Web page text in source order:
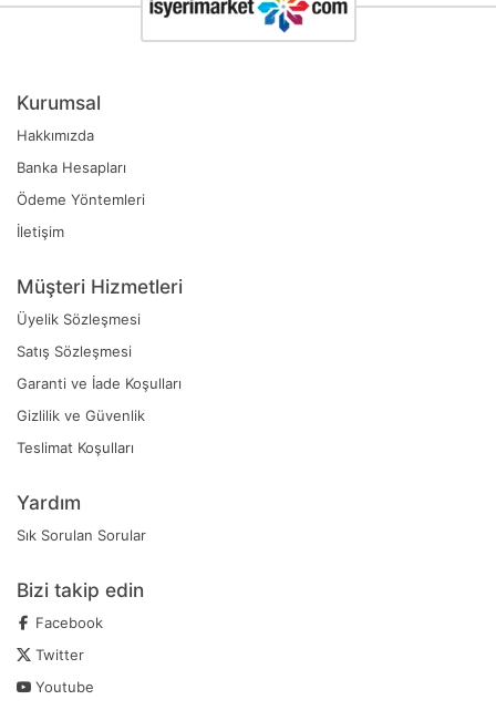
Kurumsal
Hakkımızda
Banka Hesapları
Ödeme Yöntemleri
İletişim
Müşteri Hizmetleri
Üyelik Sözleşmesi
Satış Sözleşmesi
Garanti ve İade Koşulları
Gizlilik ve Güvenlik
Teslimat Koşulları
Yardım
Sık Sorulan Sorular
Bizi takip edin
Facebook
Twitter
Youtube